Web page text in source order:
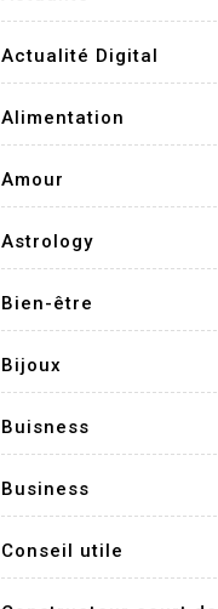
Actualité Digital
Alimentation
Amour
Astrology
Bien-être
Bijoux
Buisness
Business
Conseil utile